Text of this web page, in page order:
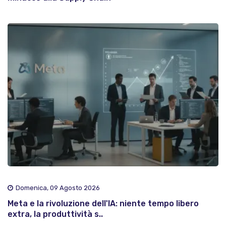
Domenica, 09 Agosto 2026
Meta e la rivoluzione dell'IA: niente tempo libero
extra, la produttività s..